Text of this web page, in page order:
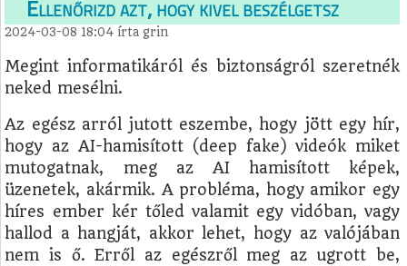
Ellenőrizd azt, hogy kivel beszélgetsz
2024-03-08 18:04 írtagrin
Megint informatikáról és biztonságról szeretnék
neked mesélni.
Az egész arról jutott eszembe, hogy jött egy hír,
hogy az AI-hamisított (deep fake) videók miket
mutogatnak, meg az AI hamisított képek,
üzenetek, akármik. A probléma, hogy amikor egy
híres ember kér tőled valamit egy vidóban, vagy
hallod a hangját, akkor lehet, hogy az valójában
nem is ő. Erről az egészről meg az ugrott be,